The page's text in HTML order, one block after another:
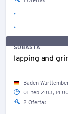
SUBASTA
lapping and
Baden
01. feb 2013,
2 Ofertas